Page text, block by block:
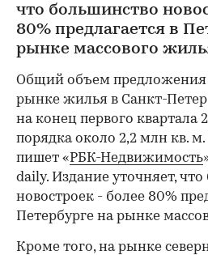
что большинство
80% предлагается в
рынке массового
Общий объем предложения
рынке жилья в Санкт-
на конец первого квартала
порядка около 2,2 млн кв.
пишет «РБК-Недвижимость
daily. Издание уточняет,
новостроек - более 80%
Петербурге на рынке
Кроме того, на рынке